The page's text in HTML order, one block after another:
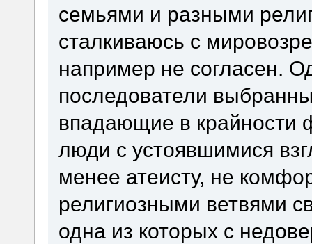
семьями и разными
сталкиваюсь с
например не согласен.
последователи
впадающие в крайности
люди с устоявшимися
менее атеисту, не
религиозными ветвями
одна из которых с